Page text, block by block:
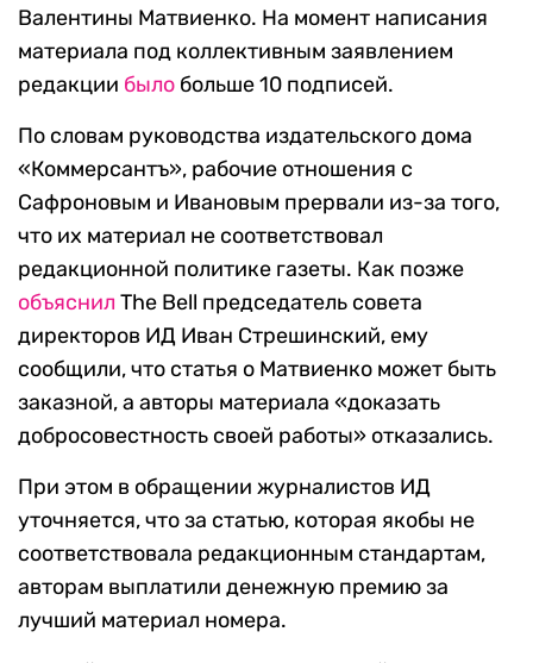
Валентины Матвиенко. На момент написания
материала под коллективным заявлением
редакции было больше 10 подписей.
По словам руководства издательского дома
«Коммерсантъ», рабочие отношения с
Сафроновым и Ивановым прервали из-за того,
что их материал не соответствовал
редакционной политике газеты. Как позже
объяснил The Bell председатель совета
директоров ИД Иван Стрешинский, ему
сообщили, что статья о Матвиенко может быть
заказной, а авторы материала «доказать
добросовестность своей работы» отказались.
При этом в обращении журналистов ИД
уточняется, что за статью, которая якобы не
соответствовала редакционным стандартам,
авторам выплатили денежную премию за
лучший материал номера.